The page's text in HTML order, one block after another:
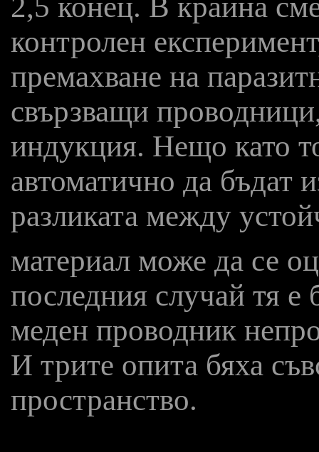
2,5 конец. В крайна
контролен
премахване на
свързващи
индукция. Нещо като
автоматично да бъдат
разликата между
материал може да се
последния случай тя е
меден проводник
И трите опита бяха
пространство.